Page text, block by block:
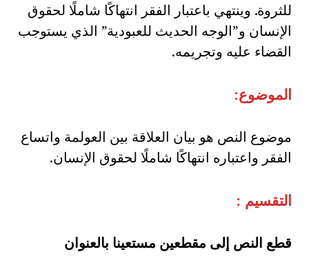
للثروة. وينتهي باعتبار الفقر انتهاكًا شاملًا لحقوق
الإنسان و”الوجه الحديث للعبودية” الذي يستوجب
القضاء عليه وتجريمه.
الموضوع:
موضوع النص هو بيان العلاقة بين العولمة واتساع
الفقر واعتباره انتهاكًا شاملًا لحقوق الإنسان.
التقسيم :
قطع النص إلى مقطعين مستعينا بالعنوان